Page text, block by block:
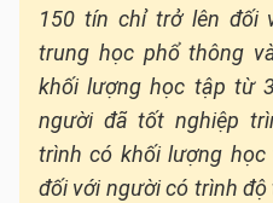
150 tín chỉ trở lên đối
trung học phổ thông
khối lượng học tập từ
người đã tốt nghiệp
trình có khối lượng
đối với người có trình